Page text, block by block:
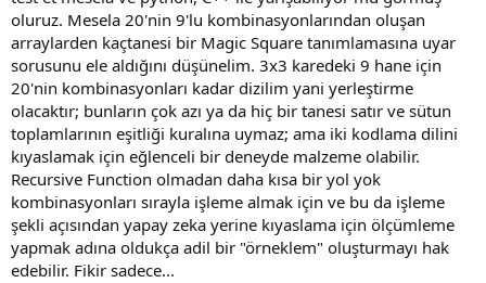
oluruz. Mesela 20'nin 9'lu kombinasyonlarından oluşan
arraylarden kaçtanesi bir Magic Square tanımlamasına uyar
sorusunu ele aldığını düşünelim. 3x3 karedeki 9 hane için
20'nin kombinasyonları kadar dizilim yani yerleştirme
olacaktır; bunların çok azı ya da hiç bir tanesi satır ve sütun
toplamlarının eşitliği kuralına uymaz; ama iki kodlama dilini
kıyaslamak için eğlenceli bir deneyde malzeme olabilir.
Recursive Function olmadan daha kısa bir yol yok
kombinasyonları sırayla işleme almak için ve bu da işleme
şekli açısından yapay zeka yerine kıyaslama için ölçümleme
yapmak adına oldukça adil bir "örneklem" oluşturmayı hak
edebilir. Fikir sadece...